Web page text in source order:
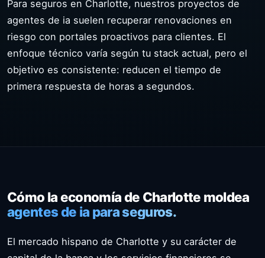
Para seguros en Charlotte, nuestros proyectos de
agentes de ia suelen recuperar renovaciones en
riesgo con portales proactivos para clientes. El
enfoque técnico varía según tu stack actual, pero el
objetivo es consistente: reducen el tiempo de
primera respuesta de horas a segundos.
Cómo la economía de Charlotte moldea
agentes de ia para seguros.
El mercado hispano de Charlotte y su carácter de